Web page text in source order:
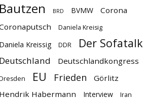
BRD BVMW
Corona
Daniela Kreisig
Kreissig DDR Der Sofatalk
Deutschlandkongress
EU Frieden
Görlitz
Habermann
Interview Iran